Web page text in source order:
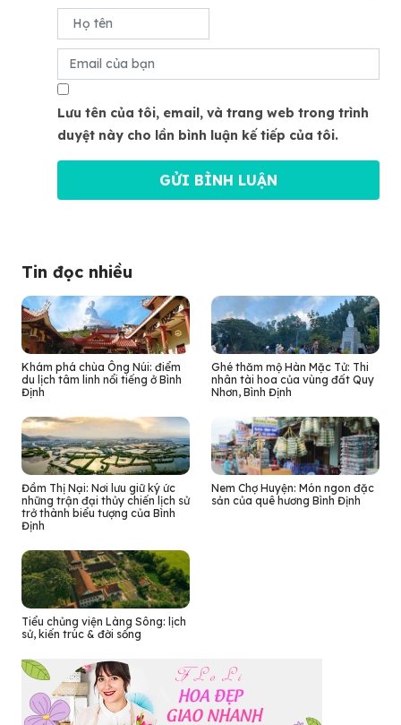
Lưu tên của tôi, email, và trang web trong trình
duyệt này cho lần bình luận kế tiếp của tôi.
Tin đọc nhiều
Khám phá chùa Ông Núi: điểm
du lịch tâm linh nổi tiếng ở Bình
Định
Ghé thăm mộ Hàn Mặc Tử: Thi
nhân tài hoa của vùng đất Quy
Nhơn, Bình Định
Đầm Thị Nại: Nơi lưu giữ ký ức
những trận đại thủy chiến lịch sử
trở thành biểu tượng của Bình
Định
Nem Chợ Huyện: Món ngon đặc
sản của quê hương Bình Định
Tiểu chủng viện Làng Sông: lịch
sử, kiến trúc & đời sống